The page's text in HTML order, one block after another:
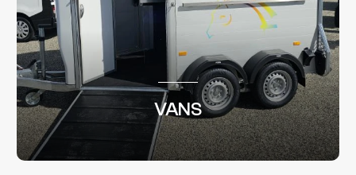
VANS